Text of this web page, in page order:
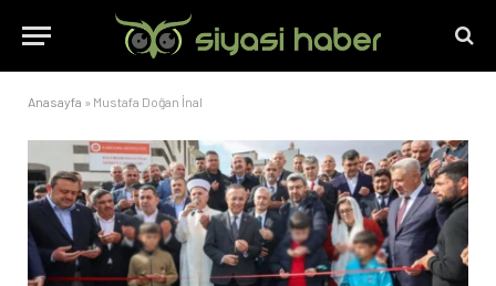
Anasayfa » Mustafa Doğan İnal